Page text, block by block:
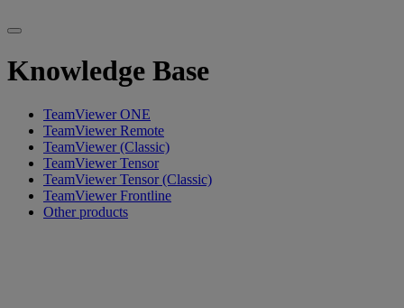
Knowledge Base
TeamViewer ONE
TeamViewer Remote
TeamViewer (Classic)
TeamViewer Tensor
TeamViewer Tensor (Classic)
TeamViewer Frontline
Other products